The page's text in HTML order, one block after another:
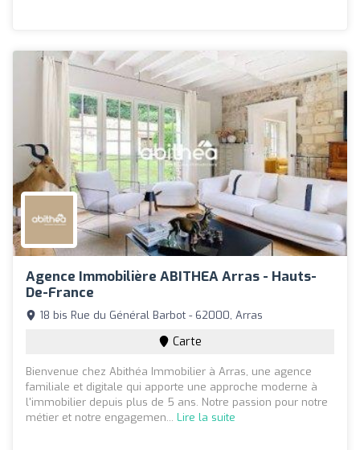
Agence Immobilière ABITHEA Arras - Hauts-
De-France
18 bis Rue du Général Barbot - 62000, Arras
Carte
Bienvenue chez Abithéa Immobilier à Arras, une agence
familiale et digitale qui apporte une approche moderne à
l'immobilier depuis plus de 5 ans. Notre passion pour notre
métier et notre engagemen... Lire la suite